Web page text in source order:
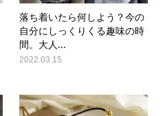
落ち着いたら何しよう？今の
自分にしっくりくる趣味の時
間。大人...
2022.03.15